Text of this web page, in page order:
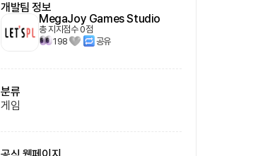
개발팀 정보
MegaJoy Games Studio
총 지지점수0점
198
공유
분류
게임